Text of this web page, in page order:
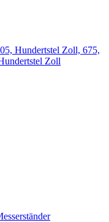
Hundertstel Zoll, 675,
Zoll